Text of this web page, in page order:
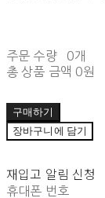
주문 수량
0개
총 상품 금액 0원
구매하기
장바구니에 담기
재입고 알림 신청
휴대폰 번호